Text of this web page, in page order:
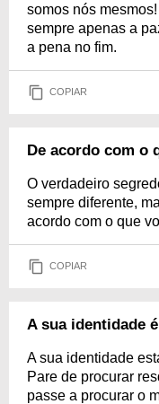
somos nós
sempre apenas a
a pena no fim.
COPIAR
De acordo com o
O verdadeiro
sempre diferente,
acordo com o que
COPIAR
A sua identidade
A sua identidade
Pare de procurar
passe a procurar o